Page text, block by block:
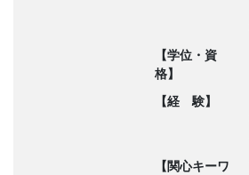
【学位・資
格】
【経 験】
【関心キーワ